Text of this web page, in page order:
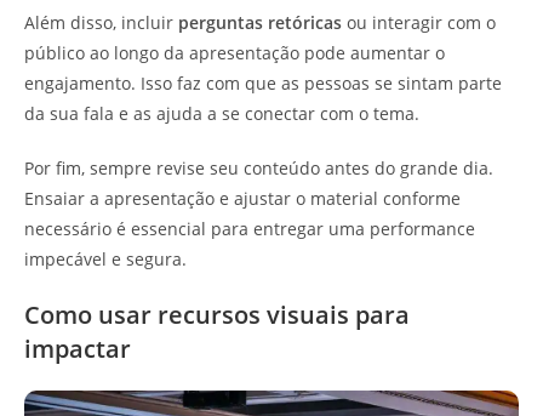
Além disso, incluir perguntas retóricas ou interagir com o
público ao longo da apresentação pode aumentar o
engajamento. Isso faz com que as pessoas se sintam parte
da sua fala e as ajuda a se conectar com o tema.
Por fim, sempre revise seu conteúdo antes do grande dia.
Ensaiar a apresentação e ajustar o material conforme
necessário é essencial para entregar uma performance
impecável e segura.
Como usar recursos visuais para
impactar